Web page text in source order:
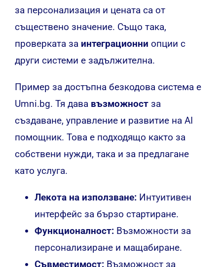
за персонализация и цената са от
съществено значение. Също така,
проверката за интеграционни опции с
други системи е задължителна.
Пример за достъпна безкодова система е
Umni.bg. Тя дава възможност за
създаване, управление и развитие на AI
помощник. Това е подходящо както за
собствени нужди, така и за предлагане
като услуга.
Лекота на използване: Интуитивен
интерфейс за бързо стартиране.
Функционалност: Възможности за
персонализиране и мащабиране.
Съвместимост: Възможност за